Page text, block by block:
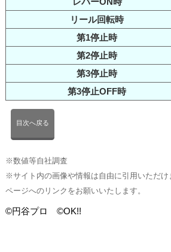
リール回転時
第1停止時
第2停止時
第3停止時
第3停止OFF時
目次へ戻る
※数値等自社調査
※サイト内の画像や情報は自由に引用いただ
ページへのリンクをお願いいたします。
©円谷プロ ©OK!!